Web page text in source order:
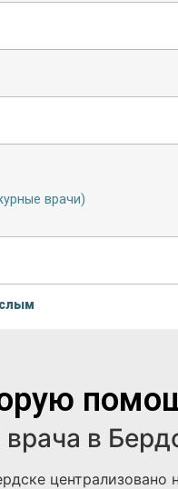
врачи)
в
централизовано